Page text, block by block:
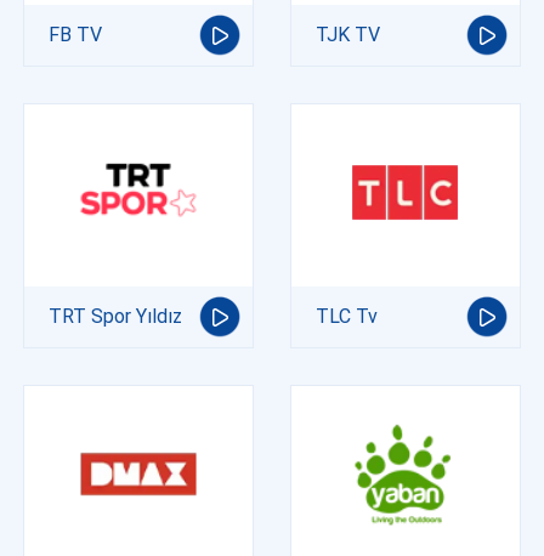
FB TV TJK TV
TRT Spor Yıldız TLC Tv